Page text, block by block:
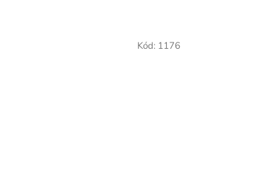
Kód: 1176